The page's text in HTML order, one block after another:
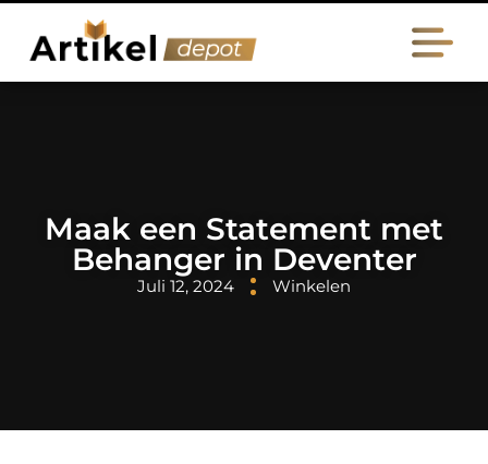
Maak een Statement met
Behanger in Deventer
Juli 12, 2024 Winkelen